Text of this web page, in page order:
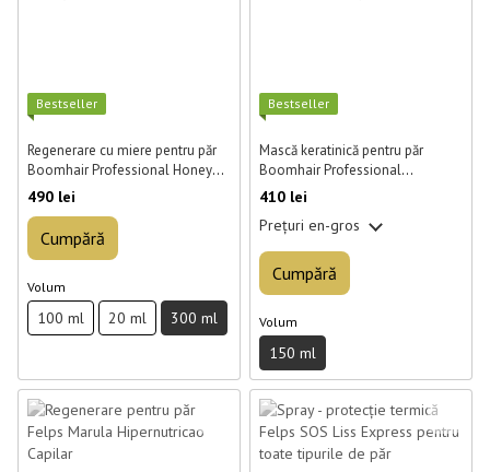
Best­seller
Regenerare cu miere pentru păr
Boomhair Professional Honey
Boom Reconstruction 300 ml
490 lei
Cumpără
Volum
100 ml 20 ml 300 ml
Best­seller
Mască keratinică pentru păr
Boomhair Professional
ChocoBoom Liquid Mask 150 ml
410 lei
Prețuri en-gros
Cumpără
Volum
150 ml